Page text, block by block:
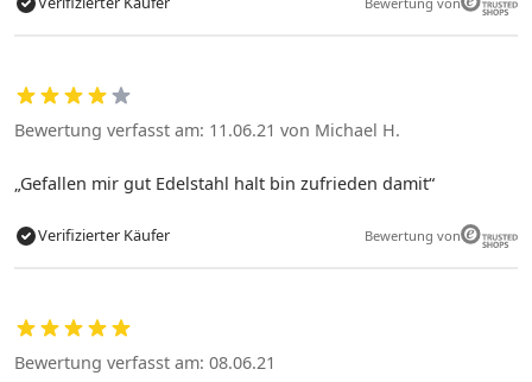
Bewertung verfasst am: 11.06.21 von Michael H.
Gefallen mir gut Edelstahl halt bin zufrieden damit
Verifizierter Käufer Bewertung von
Bewertung verfasst am: 08.06.21